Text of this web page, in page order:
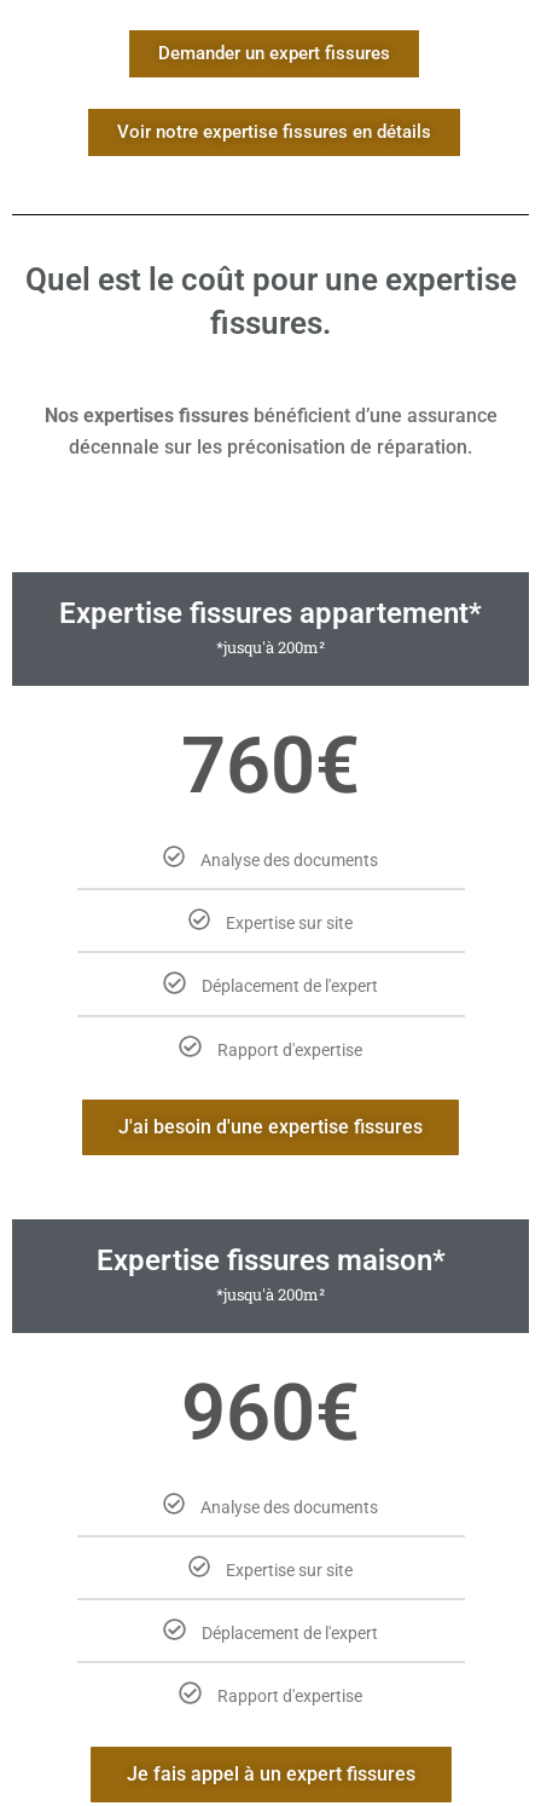
Demander un expert fissures
Voir notre expertise fissures en détails
Quel est le coût pour une expertise
fissures.
Nos expertises fissuresbénéficient d’une assurance
décennale sur les préconisation de réparation.
Expertise fissures appartement*
*jusqu'à 200m²
760€
Analyse des documents
Expertise sur site
Déplacement de l'expert
Rapport d'expertise
J'ai besoin d'une expertise fissures
Expertise fissures maison*
*jusqu'à 200m²
960€
Analyse des documents
Expertise sur site
Déplacement de l'expert
Rapport d'expertise
Je fais appel à un expert fissures